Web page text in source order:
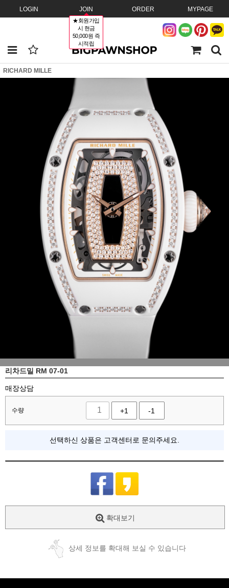
LOGIN JOIN
★회원가입
시 현금
50,000원 즉
시적립
ORDER MYPAGE
RICHARD MILLE
리차드밀 RM 07-01
매장상담
수량 +1 -1
선택하신 상품은 고객센터로 문의주세요.
확대보기
상세 정보를 확대해 보실 수 있습니다